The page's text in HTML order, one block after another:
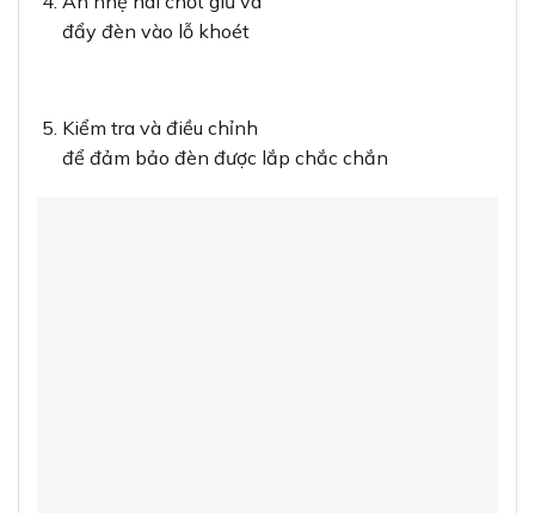
đẩy đèn vào lỗ khoét
Kiểm tra và điều chỉnh
để đảm bảo đèn được lắp chắc chắn